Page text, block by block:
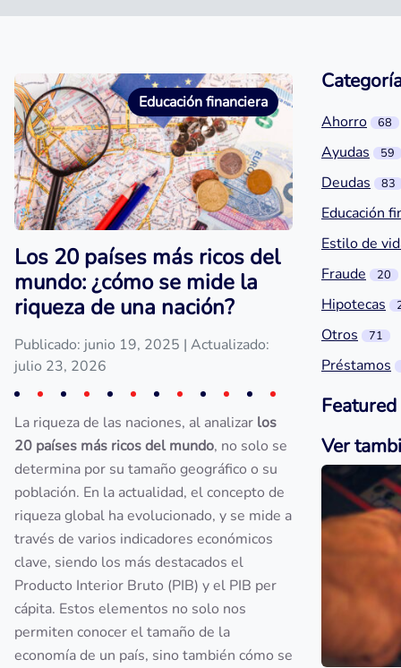
Educación financiera
Los 20 países más ricos del
mundo: ¿cómo se mide la
riqueza de una nación?
Publicado: junio 19, 2025 | Actualizado:
julio 23, 2026
La riqueza de las naciones, al analizar los
20 países más ricos del mundo, no solo se
determina por su tamaño geográfico o su
población. En la actualidad, el concepto de
riqueza global ha evolucionado, y se mide a
través de varios indicadores económicos
clave, siendo los más destacados el
Producto Interior Bruto (PIB) y el PIB per
cápita. Estos elementos no solo nos
permiten conocer el tamaño de la
economía de un país, sino también cómo se
Ahorro 68
Ayudas 59
Deudas 83
Educación
Estilo de
Fraude
20
Hipotecas
Otros 71
Préstamos
Ver